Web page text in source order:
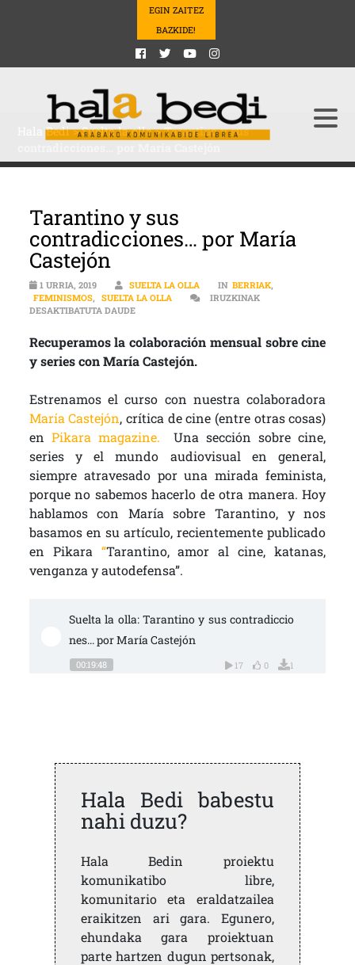
EGIN ZAITEZ
BAZKIDE!
Hala Bedi>Suelta la olla>Tarantino y sus
Tarantino y sus
contradicciones… por María
Castejón
1 URRIA, 2019 SUELTA LA OLLA IN BERRIAK,
FEMINISMOS, SUELTA LA OLLA
IRUZKINAK
DESAKTIBATUTA DAUDETARANTINO Y SUS CONTRADICCIONES… POR
Recuperamos la colaboración mensual sobre cine
y series con María Castejón.
Estrenamos el curso con nuestra colaboradora
María Castejón, crítica de cine (entre otras cosas)
en Pikara magazine. Una sección sobre cine,
series y el mundo audiovisual en general,
siempre atravesado por una mirada feminista,
porque no sabemos hacerlo de otra manera. Hoy
hablamos con María sobre Tarantino, y nos
basamos en su artículo, recientemente publicado
en Pikara “Tarantino, amor al cine, katanas,
venganza y autodefensa”.
Suelta la olla: Tarantino y sus contradiccio
nes... por María Castejón
00:19:48 17 0 1
Hala Bedi babestu
nahi duzu?
Hala Bedin proiektu
komunikatibo libre,
komunitario eta eraldatzailea
eraikitzen ari gara. Egunero,
ehundaka gara proiektuan
parte hartzen dugun pertsonak,